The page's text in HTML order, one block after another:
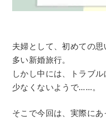
夫婦として、初めての
多い新婚旅行。
しかし中には、トラブ
少なくないようで……。
そこで今回は、実際に